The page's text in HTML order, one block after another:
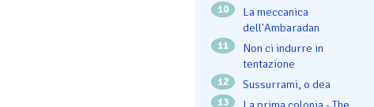
10
La meccanica
dell'Ambaradan
11
Non ci indurre in
tentazione
12 Sussurrami, o dea
13